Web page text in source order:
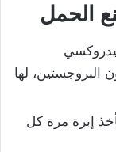
الحمل
لها
إبرة مرة كل